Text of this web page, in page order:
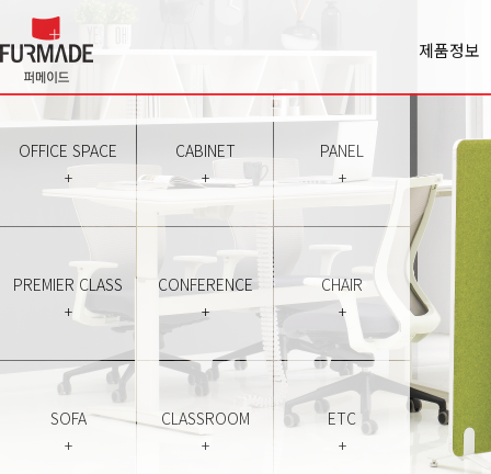
제품정보
Office
Panel
Chair
Sofa
Etc
OFFICE SPACE
+
CABINET
+
PANEL
+
PREMIER CLASS
+
CONFERENCE
+
CHAIR
+
SOFA
+
CLASSROOM
+
ETC
+